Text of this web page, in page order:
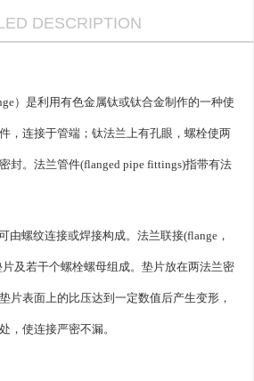
DESCRIPTION
）是利用有色金属钛或钛合金制作的一种使
，连接于管端；钛法兰上有孔眼，螺栓使两
封。法兰管件(flanged pipe fittings)指带有法
由螺纹连接或焊接构成。法兰联接(flange，
及若干个螺栓螺母组成。垫片放在两法兰密
片表面上的比压达到一定数值后产生变形，
，使连接严密不漏。